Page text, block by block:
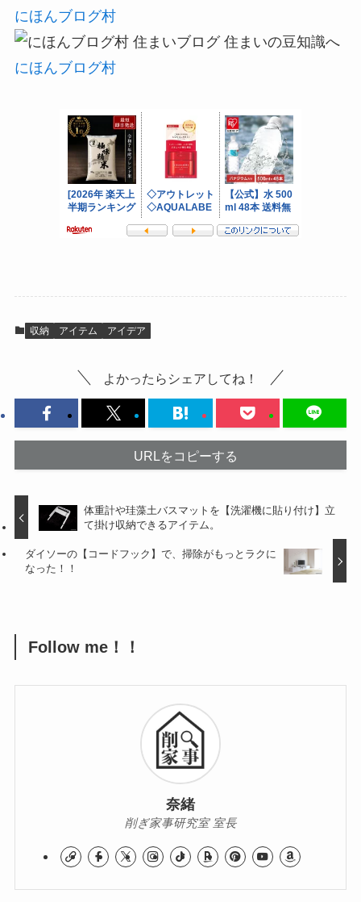
にほんブログ村
にほんブログ村
収納 アイテム アイデア
よかったらシェアしてね！
URLをコピーする
体重計や珪藻土バスマットを【洗濯機に貼り付け】立
て掛け収納できるアイテム。
ダイソーの【コードフック】で、掃除がもっとラクに
なった！！
Follow me！！
奈緒
削ぎ家事研究室 室長